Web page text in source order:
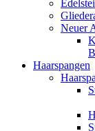
Neuer
Haarspangen